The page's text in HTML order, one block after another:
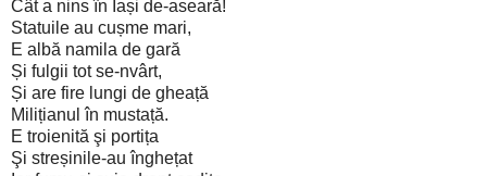
Cât a nins în Iași de-aseară!
Statuile au cușme mari,
E albă namila de gară
Și fulgii tot se-nvârt,
Și are fire lungi de gheață
Milițianul în mustață.
E troienită şi portița
Şi streșinile-au înghețat